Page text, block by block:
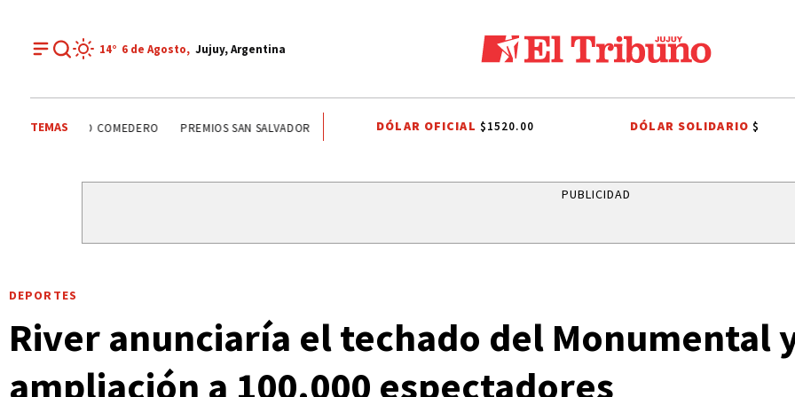
14° 6 de Agosto, Jujuy, Argentina
TEMAS SANTISIMO SALVADOR CARLOS SADIR ALTO COMEDERO PREMIOS SAN SALVADOR LEY DE PROPIEDAD PRIVADA LEY DE
DÓLAR OFICIAL $1520.00 DÓLAR SOLIDARIO$
PUBLICIDAD
DEPORTES
River anunciaría el techado del Monumental
ampliación a 100.000 espectadores